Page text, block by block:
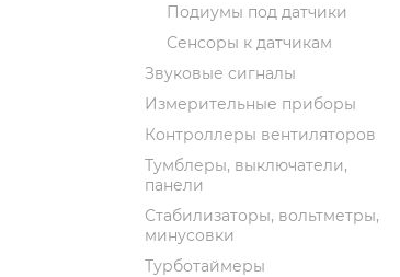
Подиумы под датчики
Сенсоры к датчикам
Звуковые сигналы
Измерительные приборы
Контроллеры вентиляторов
Тумблеры, выключатели,
панели
Стабилизаторы, вольтметры,
минусовки
Турботаймеры